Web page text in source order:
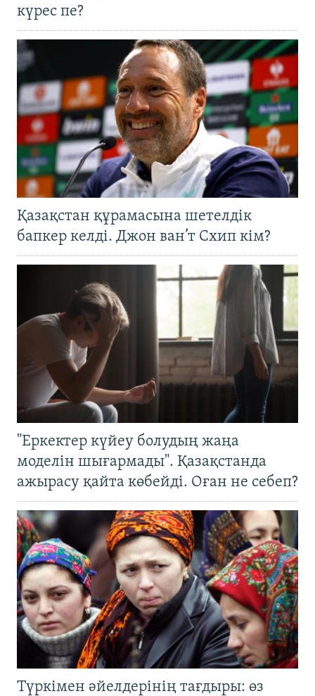
күрес пе?
Қазақстан құрамасына шетелдік
бапкер келді. Джон ван’т Схип кім?
"Еркектер күйеу болудың жаңа
моделін шығармады". Қазақстанда
ажырасу қайта көбейді. Оған не себеп?
Түркімен әйелдерінің тағдыры: өз